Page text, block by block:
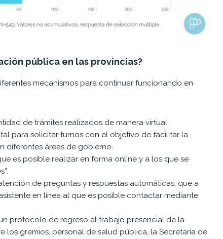
pública en las provincias?
mecanismos para continuar funcionando en
de trámites realizados de manera virtual
para solicitar turnos con el objetivo de facilitar la
diferentes áreas de gobierno.
es posible realizar en forma online y a los que se
de preguntas y respuestas automáticas, que a
en línea al que es posible contactar mediante
protocolo de regreso al trabajo presencial de la
los gremios, personal de salud pública, la Secretaría de